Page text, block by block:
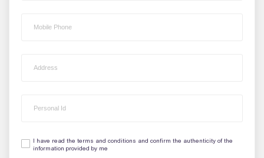
I have read the terms and conditions and confirm the authenticity of the
information provided by me